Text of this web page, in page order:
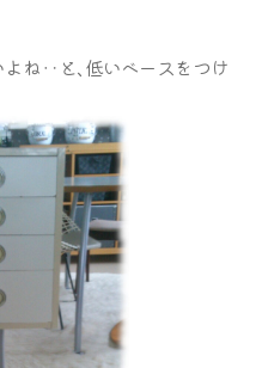
ね‥と､低いベースをつけ